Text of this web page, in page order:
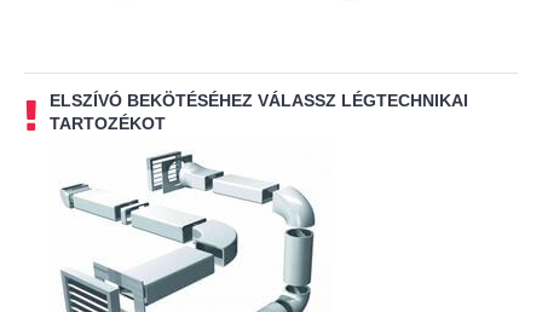
ELSZÍVÓ BEKÖTÉSÉHEZ VÁLASSZ LÉGTECHNIKAI
TARTOZÉKOT